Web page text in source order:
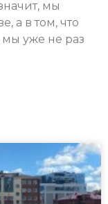
мы
а в том, что
уже не раз